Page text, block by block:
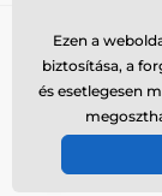
© 2026
Ezen a
biztosítása, a
és esetlegesen